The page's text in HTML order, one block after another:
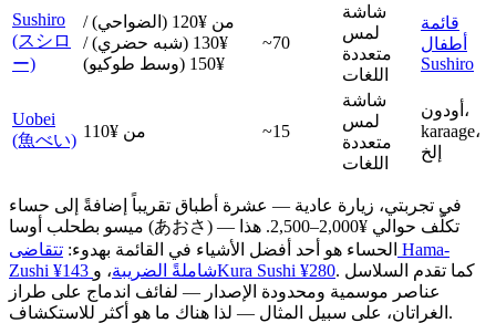
Sushiro
(スシロ
ー)
من ¥120 (الضواحي) /
¥130 (شبه حضري) /
¥150 (وسط طوكيو)
~70
شاشة
لمس
متعددة
اللغات
قائمة
أطفال
Sushiro
Uobei
(魚べい)
من ¥110 ~15
شاشة
لمس
متعددة
اللغات
أودون،
karaage،
إلخ
في تجربتي، زيارة عادية — عشرة أطباق تقريباً إضافةً إلى حساء
ميسو بطحلب أوسا (あおさ) — تكلّف حوالي ¥2,000–2,500. هذا
الحساء هو أحد أفضل الأشياء في القائمة بهدوء: تتقاضى Hama-
Zushi ¥143 شاملةً الضريبة، و Kura Sushi ¥280. كما تقدم السلاسل
عناصر موسمية ومحدودة الإصدار — لفائف اندماج على طراز
الغراتان، على سبيل المثال — لذا هناك ما هو أكثر للاستكشاف.